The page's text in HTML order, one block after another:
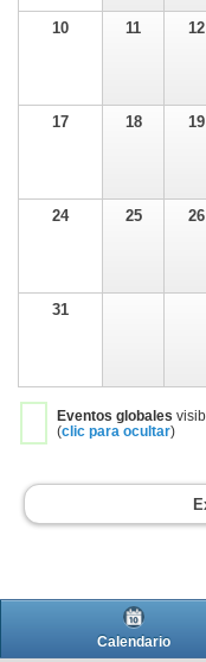
10 11 12
17 18 19
24 25 26
31
Eventos globales
(clic para ocultar)
Calendario